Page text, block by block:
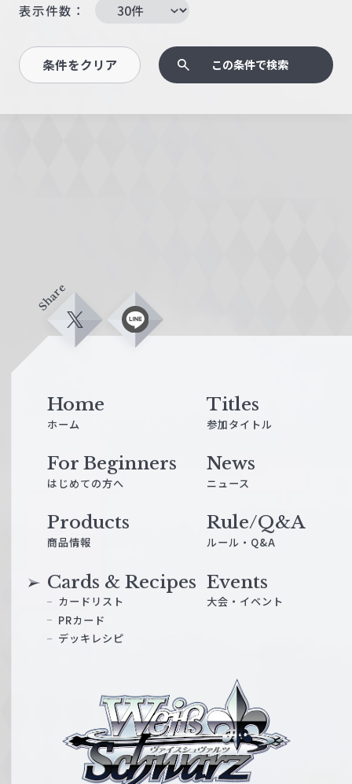
表示件数：
条件をクリア この条件で検索
Share
X L
i
ス
Home
ホーム
Titles
参加タイトル
For Beginners
はじめての方へ
News
ニュース
Products
商品情報
Cards & Recipes
カードリスト
PRカード
デッキレシピ
Events
大会・イベント
Rule/Q&A
ルール・Q&A